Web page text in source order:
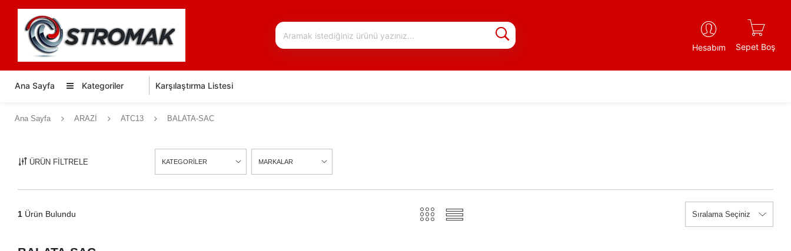
Hesabım Sepet Boş
Ana Sayfa Kategoriler Karşılaştırma Listesi
Ana Sayfa ARAZİ ATC13 BALATA-SAC
ÜRÜN FİLTRELE KATEGORİLER MARKALAR
1 Ürün Bulundu